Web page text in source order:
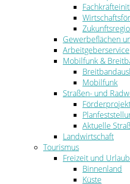
Gewerbeflächen
Arbeitgeberservice
Mobilfunk &
Mobilfunk
Straßen- und
Aktuelle
Landwirtschaft
Tourismus
Freizeit und
Binnenland
Küste